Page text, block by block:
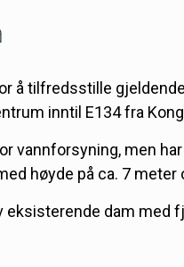
å tilfredsstille
inntil E134 fra
vannforsyning, men
høyde på ca. 7 meter
dam